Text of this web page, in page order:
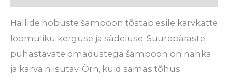
Hallide hobuste šampoon tõstab esile karvkatte
loomuliku kerguse ja sädeluse. Suurepäraste
puhastavate omadustega šampoon on nahka
ja karva niisutav. Õrn, kuid samas tõhus